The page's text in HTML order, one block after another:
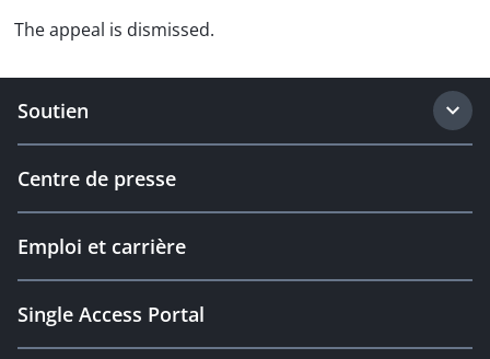
The appeal is dismissed.
Soutien
Centre de presse
Emploi et carrière
Single Access Portal